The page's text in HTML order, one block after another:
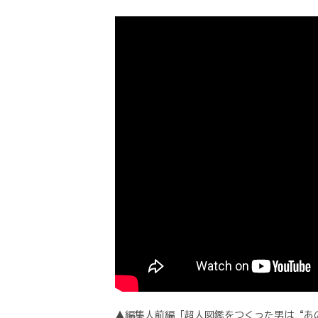
▲編集人前編「超人図鑑をつくった男は“